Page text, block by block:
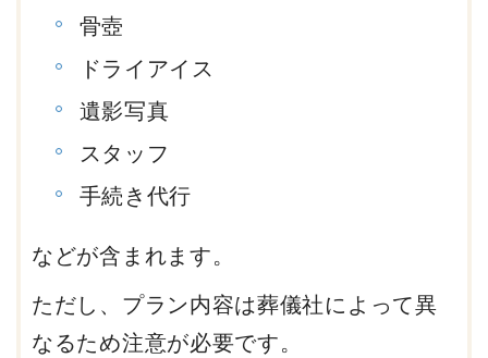
骨壺
ドライアイス
遺影写真
スタッフ
手続き代行
などが含まれます。
ただし、プラン内容は葬儀社によって異
なるため注意が必要です。